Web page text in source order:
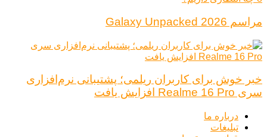
مراسم Galaxy Unpacked 2026
خبر خوش برای کاربران ریلمی؛ پشتیبانی نرم‌افزاری
سری Realme 16 Pro افزایش یافت
درباره ما
تبلیغات